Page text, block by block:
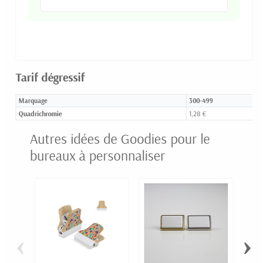
Tarif dégressif
Marquage 300-499
Quadrichromie 1,28 €
Autres idées de Goodies pour le
bureaux à personnaliser
‹ ›